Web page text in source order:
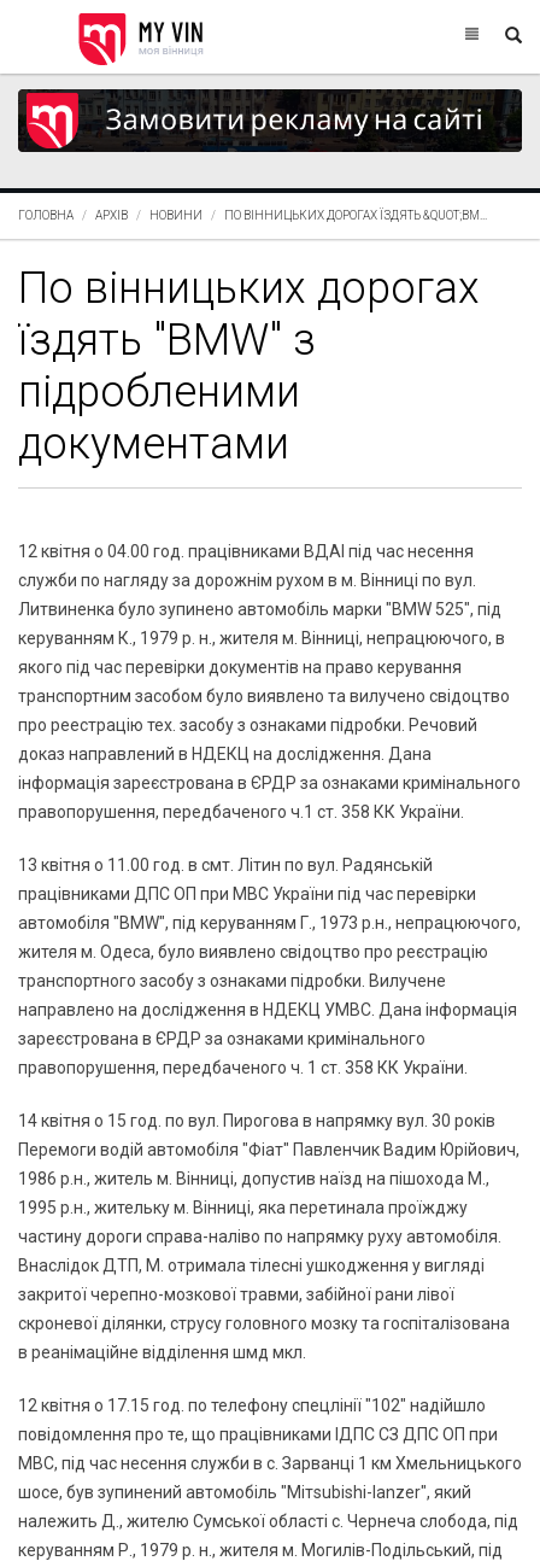
ГОЛОВНА АРХІВ НОВИНИ ПО ВІННИЦЬКИХ ДОРОГАХ ЇЗДЯТЬ &QUOT;BM...
По вінницьких дорогах
їздять "BMW" з
підробленими
документами
12 квітня о 04.00 год. працівниками ВДАІ під час несення
служби по нагляду за дорожнім рухом в м. Вінниці по вул.
Литвиненка було зупинено автомобіль марки "BMW 525", під
керуванням К., 1979 р. н., жителя м. Вінниці, непрацюючого, в
якого під час перевірки документів на право керування
транспортним засобом було виявлено та вилучено свідоцтво
про реестрацію тех. засобу з ознаками підробки. Речовий
доказ направлений в НДЕКЦ на дослідження. Дана
інформація зареєстрована в ЄРДР за ознаками кримінального
правопорушення, передбаченого ч.1 ст. 358 КК України.
13 квітня о 11.00 год. в смт. Літин по вул. Радянській
працівниками ДПС ОП при МВС України під час перевірки
автомобіля "BMW", під керуванням Г., 1973 р.н., непрацюючого,
жителя м. Одеса, було виявлено свідоцтво про реєстрацію
транспортного засобу з ознаками підробки. Вилучене
направлено на дослідження в НДЕКЦ УМВС. Дана інформація
зареєстрована в ЄРДР за ознаками кримінального
правопорушення, передбаченого ч. 1 ст. 358 КК України.
14 квітня о 15 год. по вул. Пирогова в напрямку вул. 30 років
Перемоги водій автомобіля "Фіат" Павленчик Вадим Юрійович,
1986 р.н., житель м. Вінниці, допустив наїзд на пішохода М.,
1995 р.н., жительку м. Вінниці, яка перетинала проїжджу
частину дороги справа-наліво по напрямку руху автомобіля.
Внаслідок ДТП, М. отримала тілесні ушкодження у вигляді
закритої черепно-мозкової травми, забійної рани лівої
скроневої ділянки, струсу головного мозку та госпіталізована
в реанімаційне відділення шмд мкл.
12 квітня о 17.15 год. по телефону спецлінії "102" надійшло
повідомлення про те, що працівниками ІДПС СЗ ДПС ОП при
МВС, під час несення служби в с. Зарванці 1 км Хмельницького
шосе, був зупинений автомобіль "Miтsubishi-lanzer", який
належить Д., жителю Сумської області с. Чернеча слобода, під
керуванням Р., 1979 р. н., жителя м. Могилів-Подільський, під